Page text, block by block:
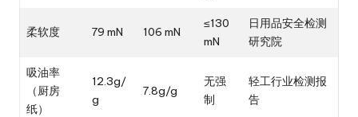
柔软度 79 mN 106 mN
≤130
mN
日用品安全检测
研究院
吸油率
（厨房
纸）
12.3g/
g
7.8g/g
无强
制
轻工行业检测报
告